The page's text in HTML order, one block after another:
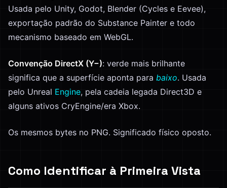
Usada pelo Unity, Godot, Blender (Cycles e Eevee),
exportação padrão do Substance Painter e todo
mecanismo baseado em WebGL.
Convenção DirectX (Y−): verde mais brilhante
significa que a superfície aponta para baixo. Usada
pelo Unreal Engine, pela cadeia legada Direct3D e
alguns ativos CryEngine/era Xbox.
Os mesmos bytes no PNG. Significado físico oposto.
Como Identificar à Primeira Vista